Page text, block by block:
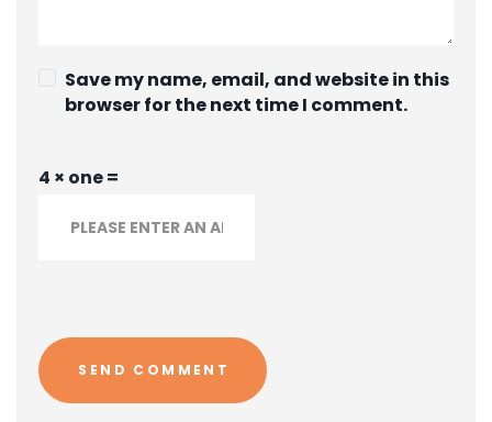
Save my name, email, and website in this
browser for the next time I comment.
4 × one =